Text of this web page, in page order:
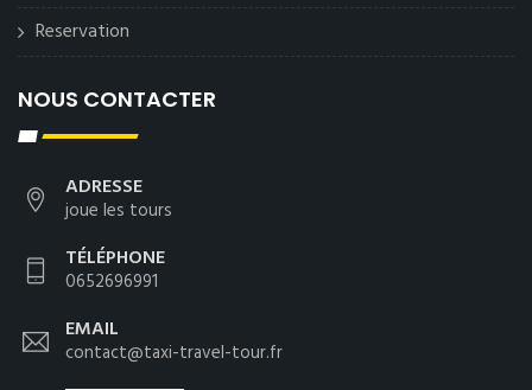
Reservation
NOUS CONTACTER
ADRESSE
joue les tours
TÉLÉPHONE
0652696991
EMAIL
contact@taxi-travel-tour.fr